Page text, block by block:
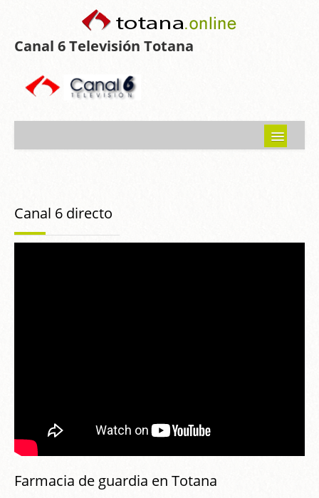
Canal 6 Televisión Totana
Programas emitidos
Canal 6 directo
Farmacia de guardia en Totana